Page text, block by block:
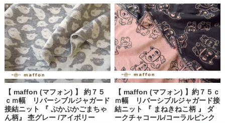
【 maffon (マフォン) 】 約７５
ｃｍ幅 リバーシブルジャガード
接結ニット 『 ぷかぷかごまちゃ
ん柄』 杢グレー /アイボリー
【 maffon (マフォン) 】約７５ｃ
ｍ幅 リバーシブルジャガード接
結ニット 『 まねきねこ柄 』 ダ
ークチャコール/コーラルピンク